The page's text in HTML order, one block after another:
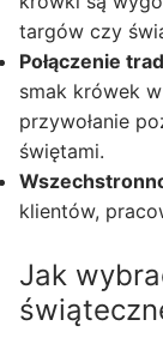
targów czy
Połączenie
smak krówek
przywołanie
świętami.
klientów,
Jak